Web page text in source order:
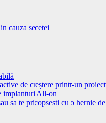
cauza secetei
de creștere printr-un
implanturi All-on
sa te pricopsesti cu o hernie